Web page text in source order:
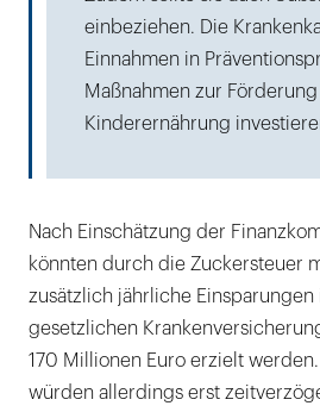
einbeziehen. Die
Einnahmen in
Maßnahmen zur
Kinderernährung
Nach Einschätzung der
könnten durch die Zuckersteuer
zusätzlich jährliche Einsparungen
gesetzlichen
170 Millionen Euro erzielt
würden allerdings erst